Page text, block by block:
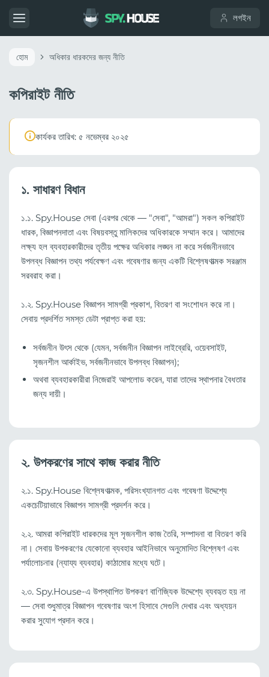
লগইন
হোম অধিকার ধারকদের জন্য নীতি
কপিরাইট নীতি
কার্যকর তারিখ: ৫ নভেম্বর ২০২৫
১. সাধারণ বিধান
১.১. Spy.House সেবা (এরপর থেকে — "সেবা", "আমরা") সকল কপিরাইট
ধারক, বিজ্ঞাপনদাতা এবং বিষয়বস্তু মালিকদের অধিকারকে সম্মান করে। আমাদের
লক্ষ্য হল ব্যবহারকারীদের তৃতীয় পক্ষের অধিকার লঙ্ঘন না করে সর্বজনীনভাবে
উপলব্ধ বিজ্ঞাপন তথ্য পর্যবেক্ষণ এবং গবেষণার জন্য একটি বিশ্লেষণাত্মক সরঞ্জাম
সরবরাহ করা।
১.২. Spy.House বিজ্ঞাপন সামগ্রী প্রকাশ, বিতরণ বা সংশোধন করে না।
সেবায় প্রদর্শিত সমস্ত ডেটা প্রাপ্ত করা হয়:
সর্বজনীন উৎস থেকে (যেমন, সর্বজনীন বিজ্ঞাপন লাইব্রেরি, ওয়েবসাইট,
সৃজনশীল আর্কাইভ, সর্বজনীনভাবে উপলব্ধ বিজ্ঞাপন);
অথবা ব্যবহারকারীরা নিজেরাই আপলোড করেন, যারা তাদের স্থাপনার বৈধতার
জন্য দায়ী।
২. উপকরণের সাথে কাজ করার নীতি
২.১. Spy.House বিশ্লেষণাত্মক, পরিসংখ্যানগত এবং গবেষণা উদ্দেশ্যে
একচেটিয়াভাবে বিজ্ঞাপন সামগ্রী প্রদর্শন করে।
২.২. আমরা কপিরাইট ধারকদের মূল সৃজনশীল কাজ তৈরি, সম্পাদনা বা বিতরণ করি
না। সেবায় উপকরণের যেকোনো ব্যবহার আইনিভাবে অনুমোদিত বিশ্লেষণ এবং
পর্যালোচনার (ন্যায্য ব্যবহার) কাঠামোর মধ্যে ঘটে।
২.৩. Spy.House-এ উপস্থাপিত উপকরণ বাণিজ্যিক উদ্দেশ্যে ব্যবহৃত হয় না
— সেবা শুধুমাত্র বিজ্ঞাপন গবেষণার অংশ হিসাবে সেগুলি দেখার এবং অধ্যয়ন
করার সুযোগ প্রদান করে।